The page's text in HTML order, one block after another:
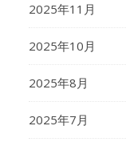
2025年11月
2025年10月
2025年8月
2025年7月